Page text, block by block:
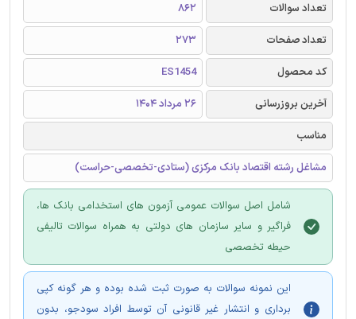
تعداد سوالات
862
تعداد صفحات
273
کد محصول
ES1454
آخرین بروزرسانی
26 مرداد 1404
مناسب
مشاغل رشته اقتصاد بانک مرکزی (ستادی-تخصصی-حراست)
شامل اصل سوالات عمومی آزمون های استخدامی بانک ها،
فراگیر و سایر سازمان های دولتی به همراه سوالات تالیفی
حیطه تخصصی
این نمونه سوالات به صورت ثبت شده بوده و هر گونه کپی
برداری و انتشار غیر قانونی آن توسط افراد سودجو، بدون